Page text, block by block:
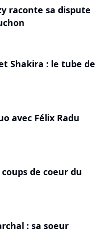
raconte sa dispute
Shakira : le tube de
avec Félix Radu
de coeur du
: sa soeur